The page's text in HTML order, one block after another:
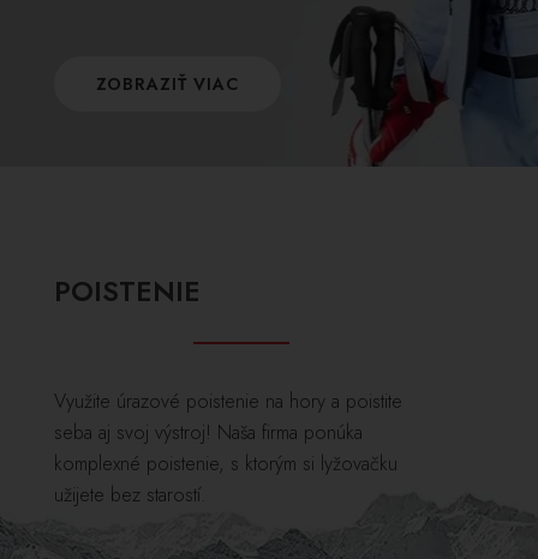
ZOBRAZIŤ VIAC
POISTENIE
Využite úrazové poistenie na hory a poistite
seba aj svoj výstroj! Naša firma ponúka
komplexné poistenie, s ktorým si lyžovačku
užijete bez starostí.